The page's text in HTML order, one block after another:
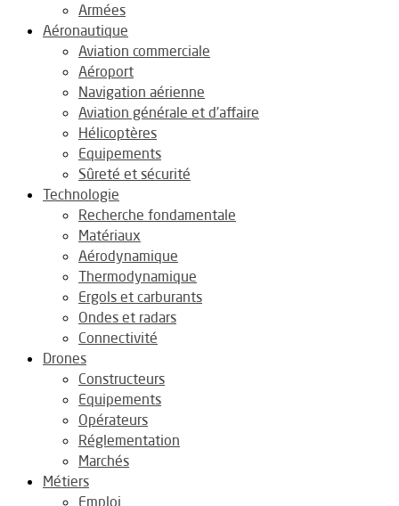
Armées
Aéronautique
Aviation commerciale
Aéroport
Navigation aérienne
Aviation générale et d’affaire
Hélicoptères
Equipements
Sûreté et sécurité
Technologie
Recherche fondamentale
Matériaux
Aérodynamique
Thermodynamique
Ergols et carburants
Ondes et radars
Connectivité
Drones
Constructeurs
Equipements
Opérateurs
Réglementation
Marchés
Métiers
Emploi